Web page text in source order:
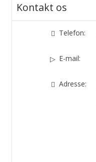
Kontakt os
Telefon:
E-mail:
Adresse: